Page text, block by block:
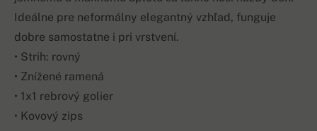
Ideálne pre neformálny elegantný vzhľad, funguje
dobre samostatne i pri vrstvení.
• Strih: rovný
• Znížené ramená
• 1x1 rebrový golier
• Kovový zips